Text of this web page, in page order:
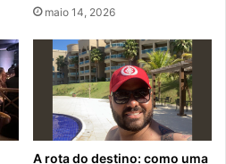
maio 14, 2026
A rota do destino: como uma